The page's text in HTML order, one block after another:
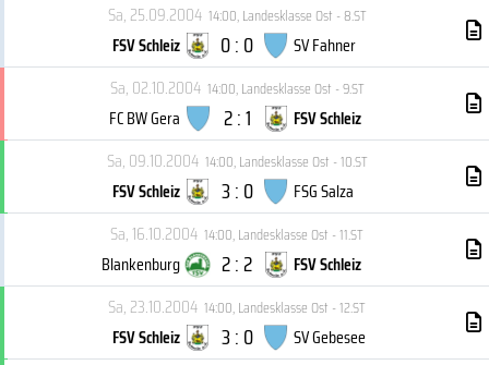
Sa, 25.09.2004 14:00,Landesklasse Ost - 8.ST
FSV Schleiz 0 : 0
SV Fahner
Sa, 02.10.2004 14:00,Landesklasse Ost - 9.ST
FC BW Gera 2 : 1
FSV Schleiz
Sa, 09.10.2004 14:00,Landesklasse Ost - 10.ST
FSV Schleiz 3 : 0
FSG Salza
Sa, 16.10.2004 14:00,Landesklasse Ost - 11.ST
Blankenburg 2 : 2
FSV Schleiz
Sa, 23.10.2004 14:00,Landesklasse Ost - 12.ST
FSV Schleiz 3 : 0
SV Gebesee